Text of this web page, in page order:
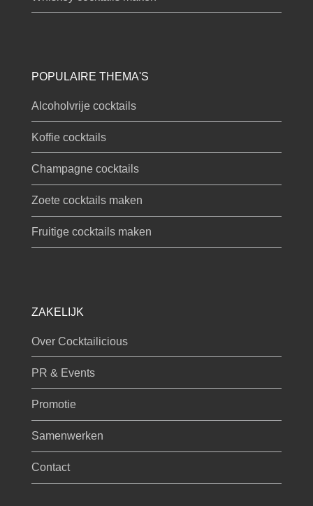
POPULAIRE THEMA'S
Alcoholvrije cocktails
Koffie cocktails
Champagne cocktails
Zoete cocktails maken
Fruitige cocktails maken
ZAKELIJK
Over Cocktailicious
PR & Events
Promotie
Samenwerken
Contact